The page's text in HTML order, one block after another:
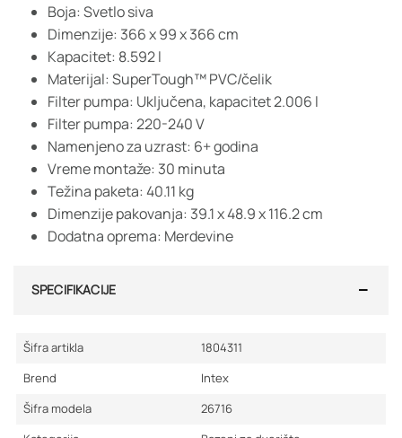
Boja: Svetlo siva
Dimenzije: 366 x 99 x 366 cm
Kapacitet: 8.592 l
Materijal: SuperTough™ PVC/čelik
Filter pumpa: Uključena, kapacitet 2.006 l
Filter pumpa: 220-240 V
Namenjeno za uzrast: 6+ godina
Vreme montaže: 30 minuta
Težina paketa: 40.11 kg
Dimenzije pakovanja: 39.1 x 48.9 x 116.2 cm
Dodatna oprema: Merdevine
SPECIFIKACIJE
Šifra artikla
1804311
Brend
Intex
Šifra modela
26716